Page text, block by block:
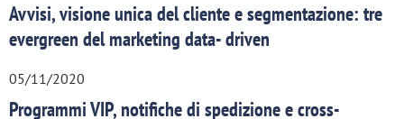
Avvisi, visione unica del cliente e segmentazione: tre
evergreen del marketing data- driven
05/11/2020
Programmi VIP, notifiche di spedizione e cross-